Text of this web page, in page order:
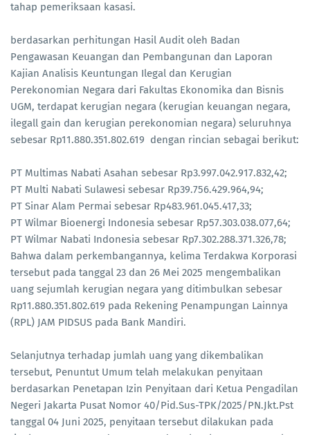
tahap pemeriksaan kasasi.
berdasarkan perhitungan Hasil Audit oleh Badan
Pengawasan Keuangan dan Pembangunan dan Laporan
Kajian Analisis Keuntungan Ilegal dan Kerugian
Perekonomian Negara dari Fakultas Ekonomika dan Bisnis
UGM, terdapat kerugian negara (kerugian keuangan negara,
ilegall gain dan kerugian perekonomian negara) seluruhnya
sebesar Rp11.880.351.802.619 dengan rincian sebagai berikut:
PT Multimas Nabati Asahan sebesar Rp3.997.042.917.832,42;
PT Multi Nabati Sulawesi sebesar Rp39.756.429.964,94;
PT Sinar Alam Permai sebesar Rp483.961.045.417,33;
PT Wilmar Bioenergi Indonesia sebesar Rp57.303.038.077,64;
PT Wilmar Nabati Indonesia sebesar Rp7.302.288.371.326,78;
Bahwa dalam perkembangannya, kelima Terdakwa Korporasi
tersebut pada tanggal 23 dan 26 Mei 2025 mengembalikan
uang sejumlah kerugian negara yang ditimbulkan sebesar
Rp11.880.351.802.619 pada Rekening Penampungan Lainnya
(RPL) JAM PIDSUS pada Bank Mandiri.
Selanjutnya terhadap jumlah uang yang dikembalikan
tersebut, Penuntut Umum telah melakukan penyitaan
berdasarkan Penetapan Izin Penyitaan dari Ketua Pengadilan
Negeri Jakarta Pusat Nomor 40/Pid.Sus-TPK/2025/PN.Jkt.Pst
tanggal 04 Juni 2025, penyitaan tersebut dilakukan pada